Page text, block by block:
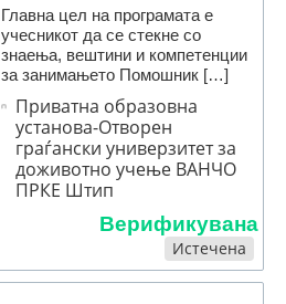
Главна цел на програмата е
учесникот да се стекне со
знаења, вештини и компетенции
за занимањето Помошник […]
Приватна образовна
установа-Отворен
граѓански универзитет за
доживотно учење ВАНЧО
ПРКЕ Штип
Верификувана
Истечена